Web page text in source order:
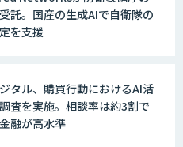
託。国産の生成AIで自衛隊の
を支援
タル、購買行動におけるAI活
査を実施。相談率は約3割で
融が高水準